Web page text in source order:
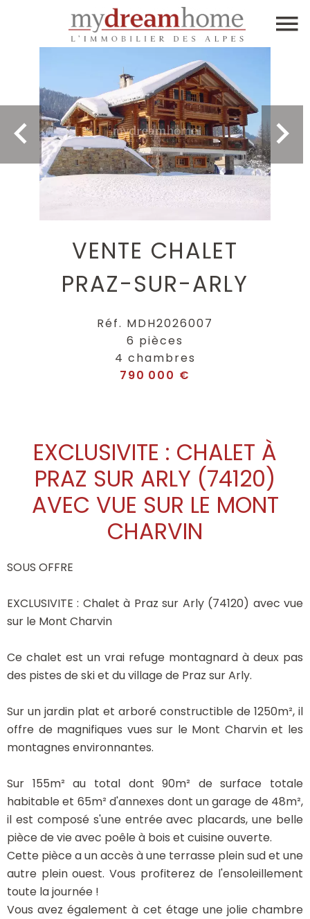
VENTE CHALET
PRAZ-SUR-ARLY
Réf. MDH2026007
6 pièces
4 chambres
790 000 €
EXCLUSIVITE : CHALET À
PRAZ SUR ARLY (74120)
AVEC VUE SUR LE MONT
CHARVIN
SOUS OFFRE
EXCLUSIVITE : Chalet à Praz sur Arly (74120) avec vue
sur le Mont Charvin
Ce chalet est un vrai refuge montagnard à deux pas
des pistes de ski et du village de Praz sur Arly.
Sur un jardin plat et arboré constructible de 1250m², il
offre de magnifiques vues sur le Mont Charvin et les
montagnes environnantes.
Sur 155m² au total dont 90m² de surface totale
habitable et 65m² d'annexes dont un garage de 48m²,
il est composé s'une entrée avec placards, une belle
pièce de vie avec poêle à bois et cuisine ouverte.
Cette pièce a un accès à une terrasse plein sud et une
autre plein ouest. Vous profiterez de l'ensoleillement
toute la journée !
Vous avez également à cet étage une jolie chambre